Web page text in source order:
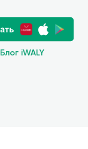
Блог iWALY